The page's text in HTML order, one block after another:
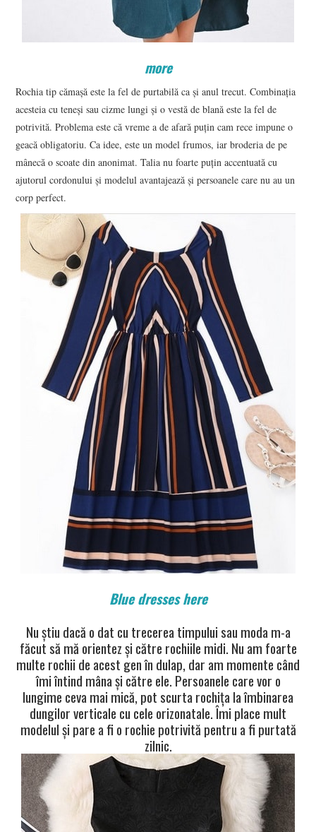
more
Rochia tip cămașă este la fel de purtabilă ca și anul trecut. Combinația
acesteia cu teneși sau cizme lungi și o vestă de blană este la fel de
potrivită. Problema este că vreme a de afară puțin cam rece impune o
geacă obligatoriu. Ca idee, este un model frumos, iar broderia de pe
mânecă o scoate din anonimat. Talia nu foarte puțin accentuată cu
ajutorul cordonului și modelul avantajează și persoanele care nu au un
corp perfect.
Bluedresses here
Nu știu dacă o dat cu trecerea timpului sau moda m-a
făcut să mă orientez și către rochiile midi. Nu am foarte
multe rochii de acest gen în dulap, dar am momente când
îmi întind mâna și către ele. Persoanele care vor o
lungime ceva mai mică, pot scurta rochița la îmbinarea
dungilor verticale cu cele orizonatale. Îmi place mult
modelul și pare a fi o rochie potrivită pentru a fi purtată
zilnic.